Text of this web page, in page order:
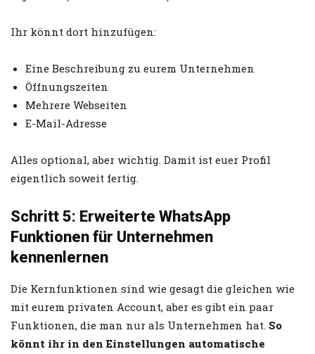
Ihr könnt dort hinzufügen:
Eine Beschreibung zu eurem Unternehmen
Öffnungszeiten
Mehrere Webseiten
E-Mail-Adresse
Alles optional, aber wichtig. Damit ist euer Profil
eigentlich soweit fertig.
Schritt 5: Erweiterte WhatsApp
Funktionen für Unternehmen
kennenlernen
Die Kernfunktionen sind wie gesagt die gleichen wie
mit eurem privaten Account, aber es gibt ein paar
Funktionen, die man nur als Unternehmen hat. So
könnt ihr in den Einstellungen automatische